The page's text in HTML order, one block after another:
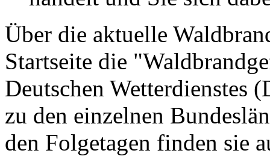
Über die aktuelle
Startseite die
Deutschen Wetterdienstes
zu den einzelnen
den Folgetagen finden sie